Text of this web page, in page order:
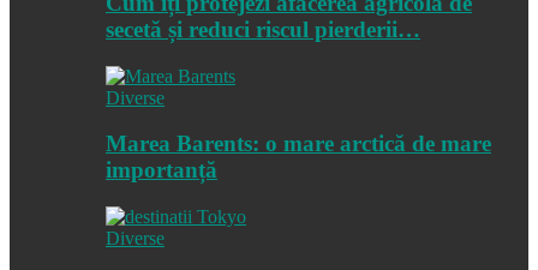
secetă și reduci riscul pierderii…
Diverse
Marea Barents: o mare arctică de mare
importanță
Diverse